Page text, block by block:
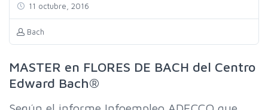
11 octubre, 2016
Bach
MASTER en FLORES DE BACH del Centro
Edward Bach®